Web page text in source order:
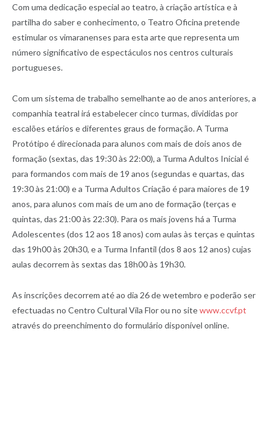
Com uma dedicação especial ao teatro, à criação artística e à
partilha do saber e conhecimento, o Teatro Oficina pretende
estimular os vimaranenses para esta arte que representa um
número significativo de espectáculos nos centros culturais
portugueses.
Com um sistema de trabalho semelhante ao de anos anteriores, a
companhia teatral irá estabelecer cinco turmas, divididas por
escalões etários e diferentes graus de formação. A Turma
Protótipo é direcionada para alunos com mais de dois anos de
formação (sextas, das 19:30 às 22:00), a Turma Adultos Inicial é
para formandos com mais de 19 anos (segundas e quartas, das
19:30 às 21:00) e a Turma Adultos Criação é para maiores de 19
anos, para alunos com mais de um ano de formação (terças e
quintas, das 21:00 às 22:30). Para os mais jovens há a Turma
Adolescentes (dos 12 aos 18 anos) com aulas às terças e quintas
das 19h00 às 20h30, e a Turma Infantil (dos 8 aos 12 anos) cujas
aulas decorrem às sextas das 18h00 às 19h30.
As inscrições decorrem até ao dia 26 de wetembro e poderão ser
efectuadas no Centro Cultural Vila Flor ou no sitewww.ccvf.pt
através do preenchimento do formulário disponível online.